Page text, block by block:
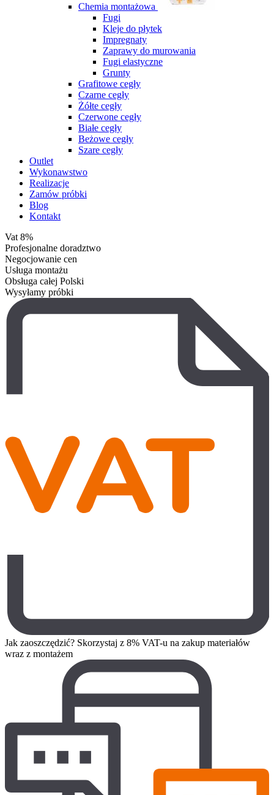
Chemia montażowa
Fugi
Kleje do płytek
Impregnaty
Zaprawy do murowania
Fugi elastyczne
Grunty
Grafitowe cegły
Czarne cegły
Żółte cegły
Czerwone cegły
Białe cegły
Beżowe cegły
Szare cegły
Outlet
Wykonawstwo
Realizacje
Zamów próbki
Blog
Kontakt
Vat 8%
Profesjonalne doradztwo
Negocjowanie cen
Usługa montażu
Obsługa całej Polski
Wysyłamy próbki
Jak zaoszczędzić? Skorzystaj z 8% VAT-u na zakup materiałów
wraz z montażem